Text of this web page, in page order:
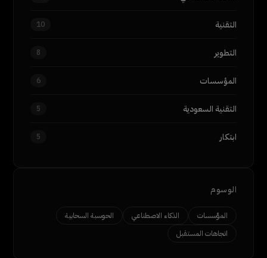
التقنية 10
التطوير 8
المؤسسات 6
التقنية السعودية 5
ابتكار 5
الوسوم
المؤسسات الذكاء الاصطناعي
الحوسبة السحابية
اتجاهات المستقبل